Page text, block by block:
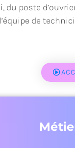
du poste
de